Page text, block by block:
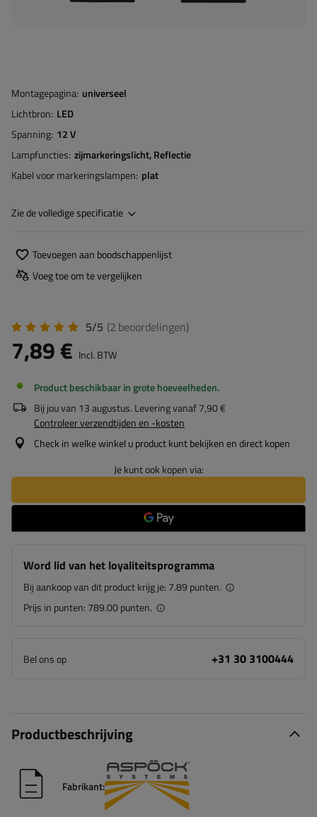
Montagepagina universeel
Lichtbron LED
Spanning 12 V
Lampfuncties zijmarkeringslicht Reflectie
Kabel voor markeringslampen plat
Zie de volledige specificatie
Toevoegen aan boodschappenlijst
Voeg toe om te vergelijken
5/5 (2 beoordelingen)
7,89 € Incl. BTW
Product beschikbaar in grote hoeveelheden
Bij jou van 13 augustus. Levering vanaf7,90 €
Controleer verzendtijden en -kosten
Check in welke winkel u product kunt bekijken en direct kopen
Je kunt ook kopen via:
Word lid van het loyaliteitsprogramma
Bij aankoop van dit product krijg je: 7.89 punten.
Prijs in punten: 789.00 punten.
Bel ons op +31 30 3100444
Productbeschrijving
Fabrikant: